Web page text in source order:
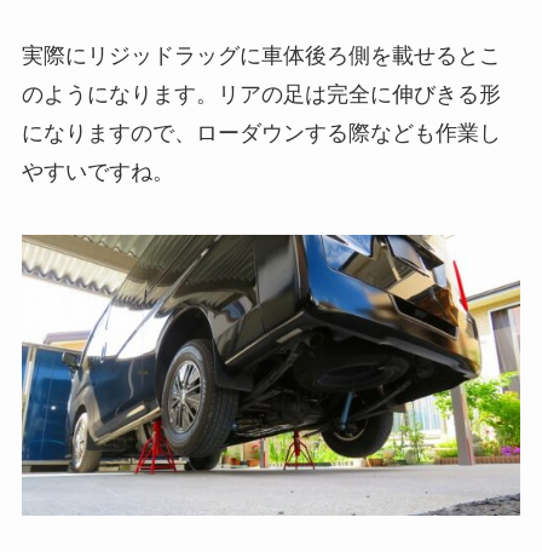
実際にリジッドラッグに車体後ろ側を載せるとこ
のようになります。リアの足は完全に伸びきる形
になりますので、ローダウンする際なども作業し
やすいですね。